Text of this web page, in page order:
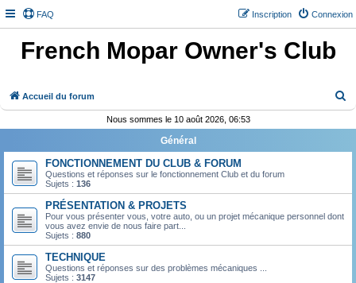
FAQ Connexion
Inscription
French Mopar Owner's Club
Accueil du forum
h
e
Nous sommes le 10 août 2026, 06:53
Général
FONCTIONNEMENT DU CLUB & FORUM
Questions et réponses sur le fonctionnement Club et du forum
Sujets : 136
PRÉSENTATION & PROJETS
Pour vous présenter vous, votre auto, ou un projet mécanique personnel dont
vous avez envie de nous faire part...
Sujets : 880
TECHNIQUE
Questions et réponses sur des problèmes mécaniques ...
Sujets : 3147